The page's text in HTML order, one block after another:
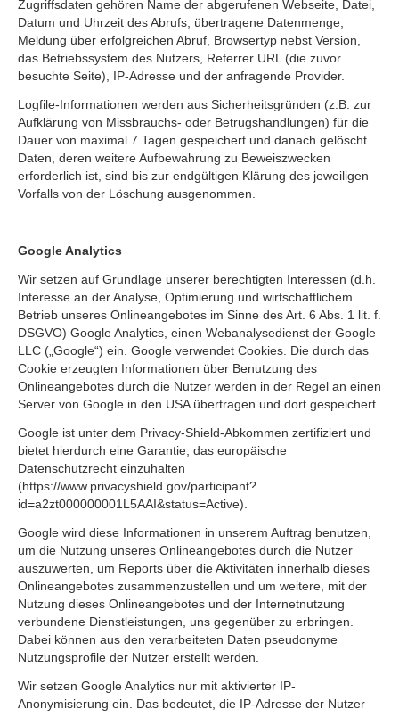
Zugriffsdaten gehören Name der abgerufenen Webseite, Datei,
Datum und Uhrzeit des Abrufs, übertragene Datenmenge,
Meldung über erfolgreichen Abruf, Browsertyp nebst Version,
das Betriebssystem des Nutzers, Referrer URL (die zuvor
besuchte Seite), IP-Adresse und der anfragende Provider.
Logfile-Informationen werden aus Sicherheitsgründen (z.B. zur
Aufklärung von Missbrauchs- oder Betrugshandlungen) für die
Dauer von maximal 7 Tagen gespeichert und danach gelöscht.
Daten, deren weitere Aufbewahrung zu Beweiszwecken
erforderlich ist, sind bis zur endgültigen Klärung des jeweiligen
Vorfalls von der Löschung ausgenommen.
Google Analytics
Wir setzen auf Grundlage unserer berechtigten Interessen (d.h.
Interesse an der Analyse, Optimierung und wirtschaftlichem
Betrieb unseres Onlineangebotes im Sinne des Art. 6 Abs. 1 lit. f.
DSGVO) Google Analytics, einen Webanalysedienst der Google
LLC („Google“) ein. Google verwendet Cookies. Die durch das
Cookie erzeugten Informationen über Benutzung des
Onlineangebotes durch die Nutzer werden in der Regel an einen
Server von Google in den USA übertragen und dort gespeichert.
Google ist unter dem Privacy-Shield-Abkommen zertifiziert und
bietet hierdurch eine Garantie, das europäische
Datenschutzrecht einzuhalten
(https://www.privacyshield.gov/participant?
id=a2zt000000001L5AAI&status=Active).
Google wird diese Informationen in unserem Auftrag benutzen,
um die Nutzung unseres Onlineangebotes durch die Nutzer
auszuwerten, um Reports über die Aktivitäten innerhalb dieses
Onlineangebotes zusammenzustellen und um weitere, mit der
Nutzung dieses Onlineangebotes und der Internetnutzung
verbundene Dienstleistungen, uns gegenüber zu erbringen.
Dabei können aus den verarbeiteten Daten pseudonyme
Nutzungsprofile der Nutzer erstellt werden.
Wir setzen Google Analytics nur mit aktivierter IP-
Anonymisierung ein. Das bedeutet, die IP-Adresse der Nutzer